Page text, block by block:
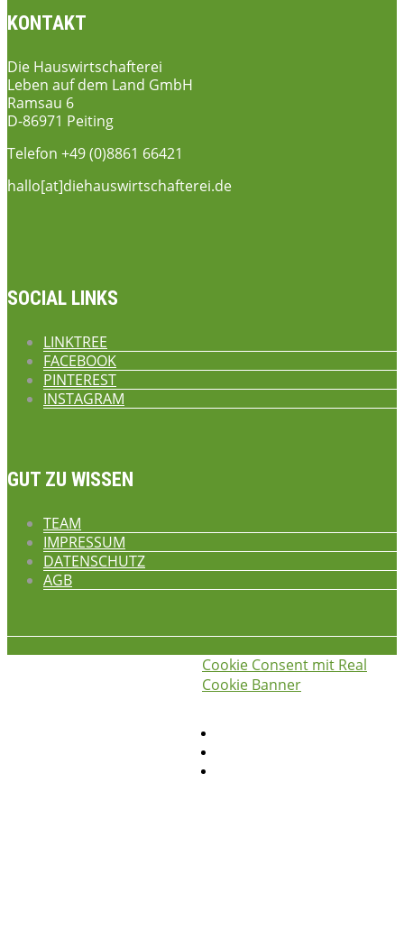
KONTAKT
Die Hauswirtschafterei
Leben auf dem Land GmbH
Ramsau 6
D-86971 Peiting
Telefon +49 (0)8861 66421
hallo[at]diehauswirtschafterei.de
SOCIAL LINKS
LINKTREE
FACEBOOK
PINTEREST
INSTAGRAM
GUT ZU WISSEN
TEAM
IMPRESSUM
DATENSCHUTZ
AGB
Cookie Consent mit Real
Cookie Banner